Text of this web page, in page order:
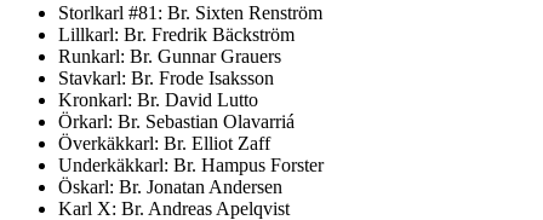
Storlkarl #81: Br. Sixten Renström
Lillkarl: Br. Fredrik Bäckström
Runkarl: Br. Gunnar Grauers
Stavkarl: Br. Frode Isaksson
Kronkarl: Br. David Lutto
Örkarl: Br. Sebastian Olavarriá
Överkäkkarl: Br. Elliot Zaff
Underkäkkarl: Br. Hampus Forster
Öskarl: Br. Jonatan Andersen
Karl X: Br. Andreas Apelqvist